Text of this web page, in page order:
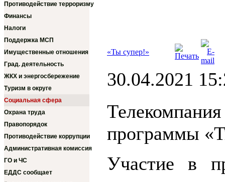
Противодействие терроризму
Финансы
Налоги
Поддержка МСП
Имущественные отношения
Град. деятельность
ЖКХ и энергосбережение
Туризм в округе
Социальная сфера
Охрана труда
Правопорядок
Противодействие коррупции
Административная комиссия
ГО и ЧС
ЕДДС сообщает
«Ты супер!»
30.04.2021
программы
Участие в